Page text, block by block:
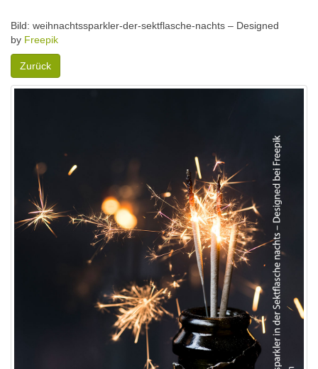
Bild: weihnachtssparkler-der-sektflasche-nachts – Designed
by Freepik
Zurück